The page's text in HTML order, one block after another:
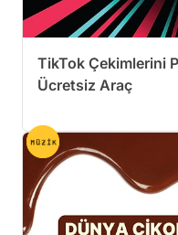
TikTok Çekimlerini
Ücretsiz Araç